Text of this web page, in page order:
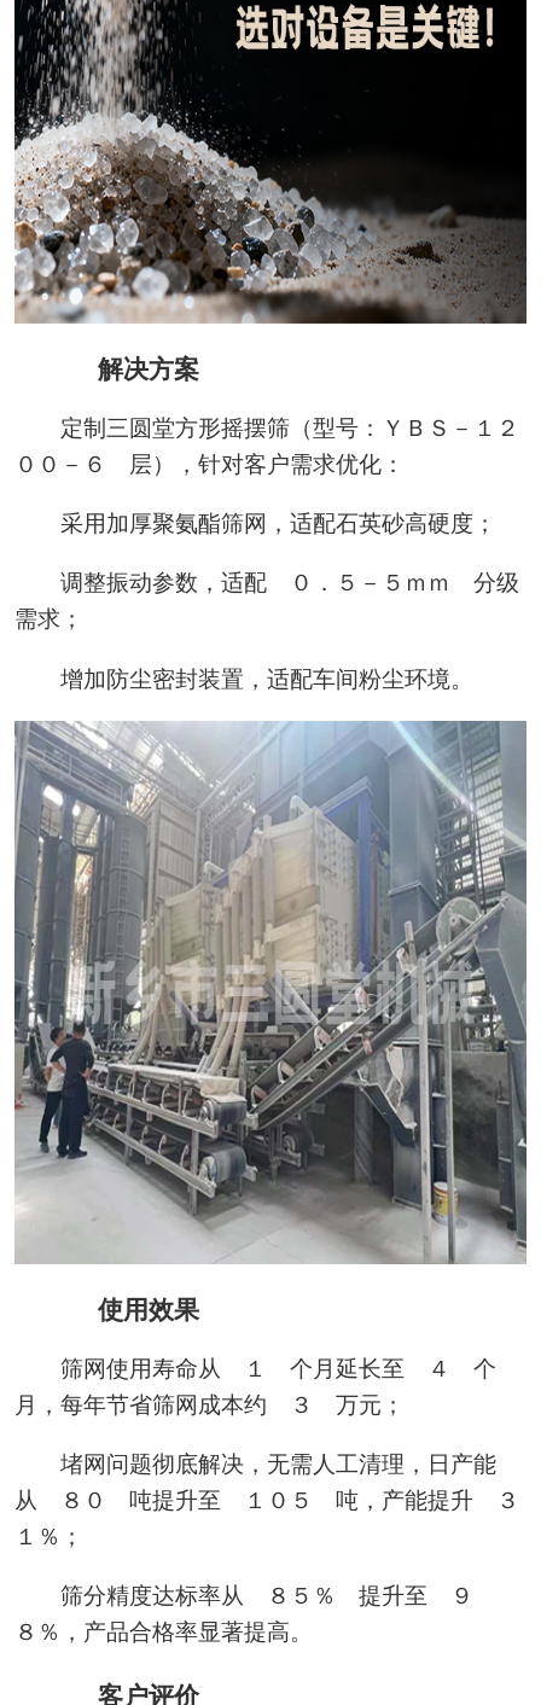
解决方案
定制三圆堂方形摇摆筛（型号：ＹＢＳ－１２
００－６ 层），针对客户需求优化：
采用加厚聚氨酯筛网，适配石英砂高硬度；
调整振动参数，适配 ０．５－５ｍｍ 分级
需求；
增加防尘密封装置，适配车间粉尘环境。
使用效果
筛网使用寿命从 １ 个月延长至 ４ 个
月，每年节省筛网成本约 ３ 万元；
堵网问题彻底解决，无需人工清理，日产能
从 ８０ 吨提升至 １０５ 吨，产能提升 ３
１％；
筛分精度达标率从 ８５％ 提升至 ９
８％，产品合格率显著提高。
客户评价